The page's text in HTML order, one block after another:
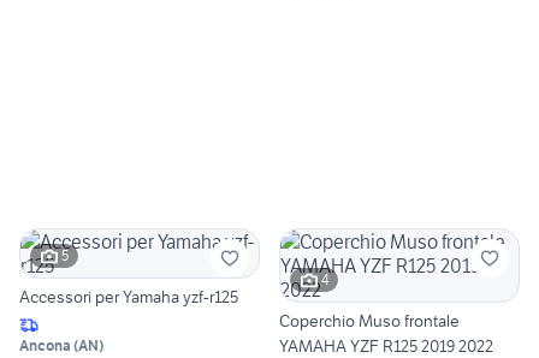
5
Accessori per Yamaha yzf-r125
Ancona (AN)
4
Coperchio Muso frontale
YAMAHA YZF R125 2019 2022